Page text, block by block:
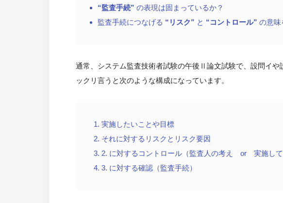
“監査手続” の表現は固まっているか？
監査手続につなげる “リスク” と “コントロール” の意味
通常、システム監査技術者試験の午後Ⅱ論文試験で、設問イや
ックリ言うと次のような構成になっています。
実施したいことや目標
それに対するリスクとリスク要因
2. に対するコントロール（監査人の考え or 実施して
3. に対する確認（監査手続）